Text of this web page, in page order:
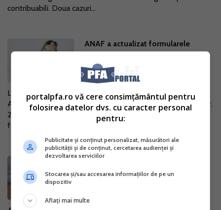
contribuabili. Doua cazuri...
ANAF a actualizat formularele
privind inregistrarea in scopuri de
TVA
06 Nov. 2025
La sfarsitul lunii octombrie 2025, Agentia Nationala de
Administrare Fiscala a publicat in Monitorul Oficial Ordinul nr.
2.420/2025, prin care au fost actualizate mai multe
formulare fiscale...
ANAF va stabili din oficiu taxele
celor care nu au depus Declaratia
23 Oct. 2025
portalpfa.ro vă cere consimțământul pentru
folosirea datelor dvs. cu caracter personal
pentru:
Publicitate și conținut personalizat, măsurători ale
publicității și de conținut, cercetarea audienței și
dezvoltarea serviciilor
Stocarea și/sau accesarea informațiilor de pe un
dispozitiv
Aflați mai multe